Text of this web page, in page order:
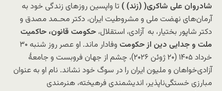
شادروان علی شاکری((زند) ) تا واپسین روزهای زندگی خود به
آرمان‌های نهضت ملی و مشروطیت ایران، دکتر محـمد مصدق و
دکتر شاپور بختیار، به آزادی، استقلال، حکومت قانون، حاکمیت
ملت و جدایی دین از حکومت
وفادار ماند. او عصر روز شنبه ۳۰
خرداد ۱۴۰۵ (۲۰ ژوئن ۲۰۲۶)، چشم از جهان فروبست و جامعهٔ
آزادی‌خواهان و ملیون ایران را در سوگ خود نشاند. نام او به عنوان
مبارزی خستگی‌ناپذیر، اندیشمندی فرهیخته، هنرمندی